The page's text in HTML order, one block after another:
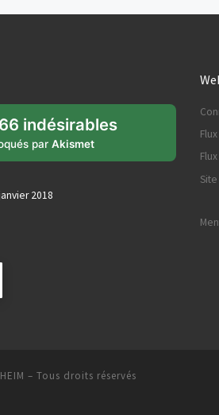
indésirables
par Akismet
2018
– Tous droits réservés